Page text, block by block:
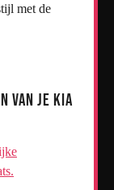
met de
van je Kia